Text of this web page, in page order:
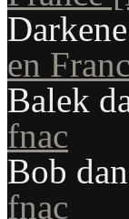
Darkene
en
Balek
fnac
Bob
fnac